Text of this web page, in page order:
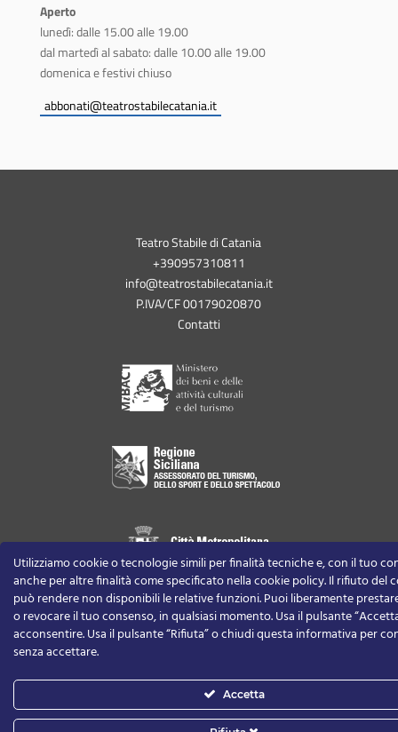
Aperto
lunedì: dalle 15.00 alle 19.00
dal martedì al sabato: dalle 10.00 alle 19.00
domenica e festivi chiuso
abbonati@teatrostabilecatania.it
Teatro Stabile di Catania
+390957310811
info@teatrostabilecatania.it
P.IVA/CF 00179020870
Contatti
Utilizziamo cookie o tecnologie simili per finalità tecniche e, con il tuo
anche per altre finalità come specificato nella cookie policy. Il rifiuto del
può rendere non disponibili le relative funzioni.Puoi liberamente
o revocare il tuo consenso, in qualsiasi momento.Usa il pulsante
acconsentire. Usa il pulsante “Rifiuta” o chiudi questa informativa per
senza accettare.
Accetta